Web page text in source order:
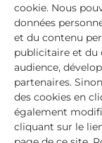
Feutre
Redessine / Étoffe
636
Ajouter
cookie. Nous
données
et du contenu
publicitaire et du
audience,
partenaires.
des cookies en
également
cliquant sur le